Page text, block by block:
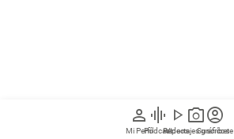
person
Mi Perfil
graphic_eq
Pódcast
play_arrow
Videos
photo_camera
Reportajes gráficos
account_circle
Suscríbete